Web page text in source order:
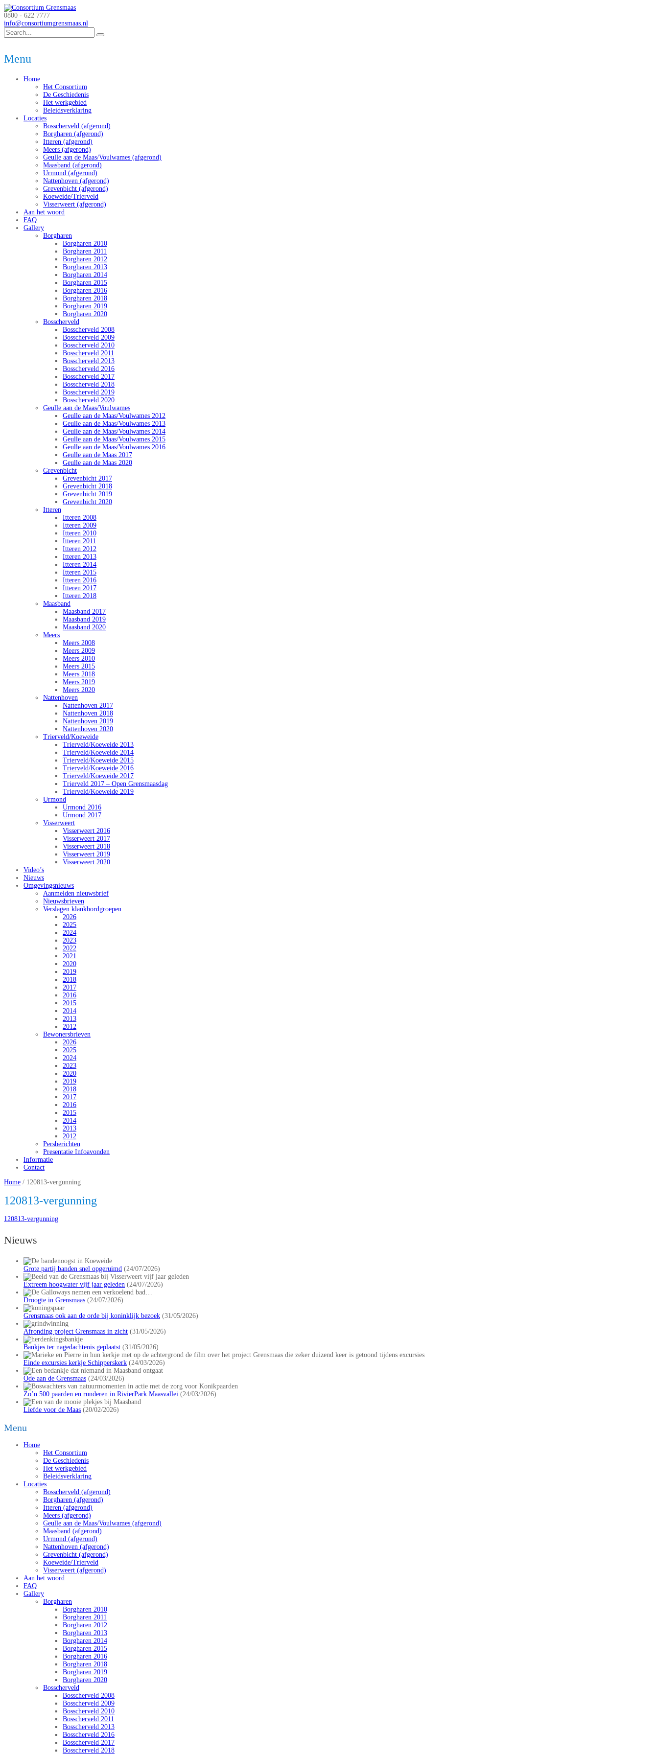
0800 - 622 7777
info@consortiumgrensmaas.nl
Menu
Home
Het Consortium
De Geschiedenis
Het werkgebied
Beleidsverklaring
Locaties
Bosscherveld (afgerond)
Borgharen (afgerond)
Itteren (afgerond)
Meers (afgerond)
Geulle aan de Maas/Voulwames (afgerond)
Maasband (afgerond)
Urmond (afgerond)
Nattenhoven (afgerond)
Grevenbicht (afgerond)
Koeweide/Trierveld
Visserweert (afgerond)
Aan het woord
FAQ
Gallery
Borgharen
Borgharen 2010
Borgharen 2011
Borgharen 2012
Borgharen 2013
Borgharen 2014
Borgharen 2015
Borgharen 2016
Borgharen 2018
Borgharen 2019
Borgharen 2020
Bosscherveld
Bosscherveld 2008
Bosscherveld 2009
Bosscherveld 2010
Bosscherveld 2011
Bosscherveld 2013
Bosscherveld 2016
Bosscherveld 2017
Bosscherveld 2018
Bosscherveld 2019
Bosscherveld 2020
Geulle aan de Maas/Voulwames
Geulle aan de Maas/Voulwames 2012
Geulle aan de Maas/Voulwames 2013
Geulle aan de Maas/Voulwames 2014
Geulle aan de Maas/Voulwames 2015
Geulle aan de Maas/Voulwames 2016
Geulle aan de Maas 2017
Geulle aan de Maas 2020
Grevenbicht
Grevenbicht 2017
Grevenbicht 2018
Grevenbicht 2019
Grevenbicht 2020
Itteren
Itteren 2008
Itteren 2009
Itteren 2010
Itteren 2011
Itteren 2012
Itteren 2013
Itteren 2014
Itteren 2015
Itteren 2016
Itteren 2017
Itteren 2018
Maasband
Maasband 2017
Maasband 2019
Maasband 2020
Meers
Meers 2008
Meers 2009
Meers 2010
Meers 2015
Meers 2018
Meers 2019
Meers 2020
Nattenhoven
Nattenhoven 2017
Nattenhoven 2018
Nattenhoven 2019
Nattenhoven 2020
Trierveld/Koeweide
Trierveld/Koeweide 2013
Trierveld/Koeweide 2014
Trierveld/Koeweide 2015
Trierveld/Koeweide 2016
Trierveld/Koeweide 2017
Trierveld 2017 – Open Grensmaasdag
Trierveld/Koeweide 2019
Urmond
Urmond 2016
Urmond 2017
Visserweert
Visserweert 2016
Visserweert 2017
Visserweert 2018
Visserweert 2019
Visserweert 2020
Video’s
Nieuws
Omgevingsnieuws
Aanmelden nieuwsbrief
Nieuwsbrieven
Verslagen klankbordgroepen
2026
2025
2024
2023
2022
2021
2020
2019
2018
2017
2016
2015
2014
2013
2012
Bewonersbrieven
2026
2025
2024
2023
2020
2019
2018
2017
2016
2015
2014
2013
2012
Persberichten
Presentatie Infoavonden
Informatie
Contact
Home / 120813-vergunning
120813-vergunning
120813-vergunning
Nieuws
Grote partij banden snel opgeruimd (24/07/2026)
Extreem hoogwater vijf jaar geleden (24/07/2026)
Droogte in Grensmaas (24/07/2026)
Grensmaas ook aan de orde bij koninklijk bezoek (31/05/2026)
Afronding project Grensmaas in zicht (31/05/2026)
Bankjes ter nagedachtenis geplaatst (31/05/2026)
Einde excursies kerkje Schipperskerk (24/03/2026)
Ode aan de Grensmaas (24/03/2026)
Zo’n 500 paarden en runderen in RivierPark Maasvallei (24/03/2026)
Liefde voor de Maas (20/02/2026)
Menu
Home
Het Consortium
De Geschiedenis
Het werkgebied
Beleidsverklaring
Locaties
Bosscherveld (afgerond)
Borgharen (afgerond)
Itteren (afgerond)
Meers (afgerond)
Geulle aan de Maas/Voulwames (afgerond)
Maasband (afgerond)
Urmond (afgerond)
Nattenhoven (afgerond)
Grevenbicht (afgerond)
Koeweide/Trierveld
Visserweert (afgerond)
Aan het woord
FAQ
Gallery
Borgharen
Borgharen 2010
Borgharen 2011
Borgharen 2012
Borgharen 2013
Borgharen 2014
Borgharen 2015
Borgharen 2016
Borgharen 2018
Borgharen 2019
Borgharen 2020
Bosscherveld
Bosscherveld 2008
Bosscherveld 2009
Bosscherveld 2010
Bosscherveld 2011
Bosscherveld 2013
Bosscherveld 2016
Bosscherveld 2017
Bosscherveld 2018